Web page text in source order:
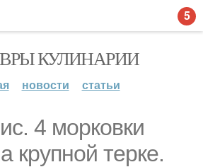
КУЛИНАРИИ
новости статьи
4 морковки
крупной терке.
5